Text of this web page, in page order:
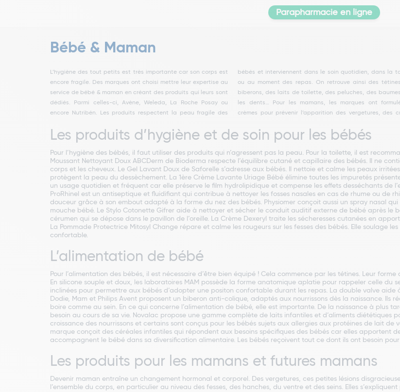
Parapharmacie en ligne
Bébé & Maman
L’hygiène des tout petits est très importante car son corps est
encore fragile. Des marques ont choisi mettre leur expertise au
service de bébé & maman en créant des produits qui leurs sont
dédiés. Parmi celles-ci, Avène, Weleda, La Roche Posay ou
encore Nutribén. Les produits respectent la peau fragile des
bébés et interviennent dans le soin quotidien, dans la toilette
ou au moment des repas. On retrouve ainsi des tétines, des
biberons, des laits de toilette, des peluches, des baumes pour
les dents… Pour les mamans, les marques ont formulé des
crèmes pour prévenir l’apparition des vergetures, des crèmes
d’allaitement, des coussinets d’allaitement, des tisanes
d’allaitement. Des tests de grossesse et d’ovulation sont
également disponibles. Ces produits pour Bébé & Maman sont
Les produits d’hygiène et de soin pour les bébés
Pour l’hygiène des bébés, il faut utiliser des produits qui n’agressent pas la peau. Pour la toilette, il est
Moussant Nettoyant Doux ABCDerm de Bioderma respecte l’équilibre cutané et capillaire des bébés. Il ne
corps et les cheveux. Le Gel Lavant Doux de Saforelle s’adresse aux bébés. Il nettoie et calme les peaux
protègent la peau du dessèchement. La 1ère Crème Lavante Uriage Bébé élimine toutes les impuretés
un usage quotidien et fréquent car elle préserve le film hydrolipidique et compense les effets desséchants de
ProRhinel est un antiseptique et fluidifiant qui contribue à nettoyer les fosses nasales en cas de rhume ou de
douceur grâce à son embout adapté à la forme du nez des bébés. Physiomer conçoit aussi un spray nasal
mouche bébé. Le Stylo Cotonette Gifrer aide à nettoyer et sécher le conduit auditif externe de bébé après le
cérumen qui se dépose dans le pavillon de l’oreille. La Crème Dexeryl traite les sécheresses cutanées en
La Pommade Protectrice Mitosyl Change répare et calme les rougeurs sur les fesses des bébés. Elle soulage
confortable.
L’alimentation de bébé
Pour l’alimentation des bébés, il est nécessaire d’être bien équipé ! Cela commence par les tétines. Leur
En silicone souple et doux, les laboratoires MAM possède la forme anatomique aplatie pour rappeler celle du
inclinées pour permettre aux bébés d’adopter une positon confortable durant les repas. La double valve aide
Dodie, Mam et Philips Avent proposent un biberon anti-colique, adaptés aux nourrissons dès la naissance. Ils
boire comme au sein. En ce qui concerne l’alimentation de bébé, elle est importante. De la naissance à plus
besoin au cours de sa vie. Novalac propose une gamme complète de laits infantiles et d’aliments diététiques
croissance des nourrissons et certains sont conçus pour les bébés sujets aux allergies aux protéines de lait de
marque conçoit des céréales infantiles qui répondent aux besoins spécifiques des bébés car elles apportent
accompagnent le bébé dans sa diversification alimentaire. Les bébés reçoivent tout ce dont ils ont besoin pour
Les produits pour les mamans et futures mamans
Devenir maman entraîne un changement hormonal et corporel. Des vergetures, ces petites lésions
l’ensemble du corps, en particulier au niveau des fesses, des hanches, du ventre et des seins. Elles